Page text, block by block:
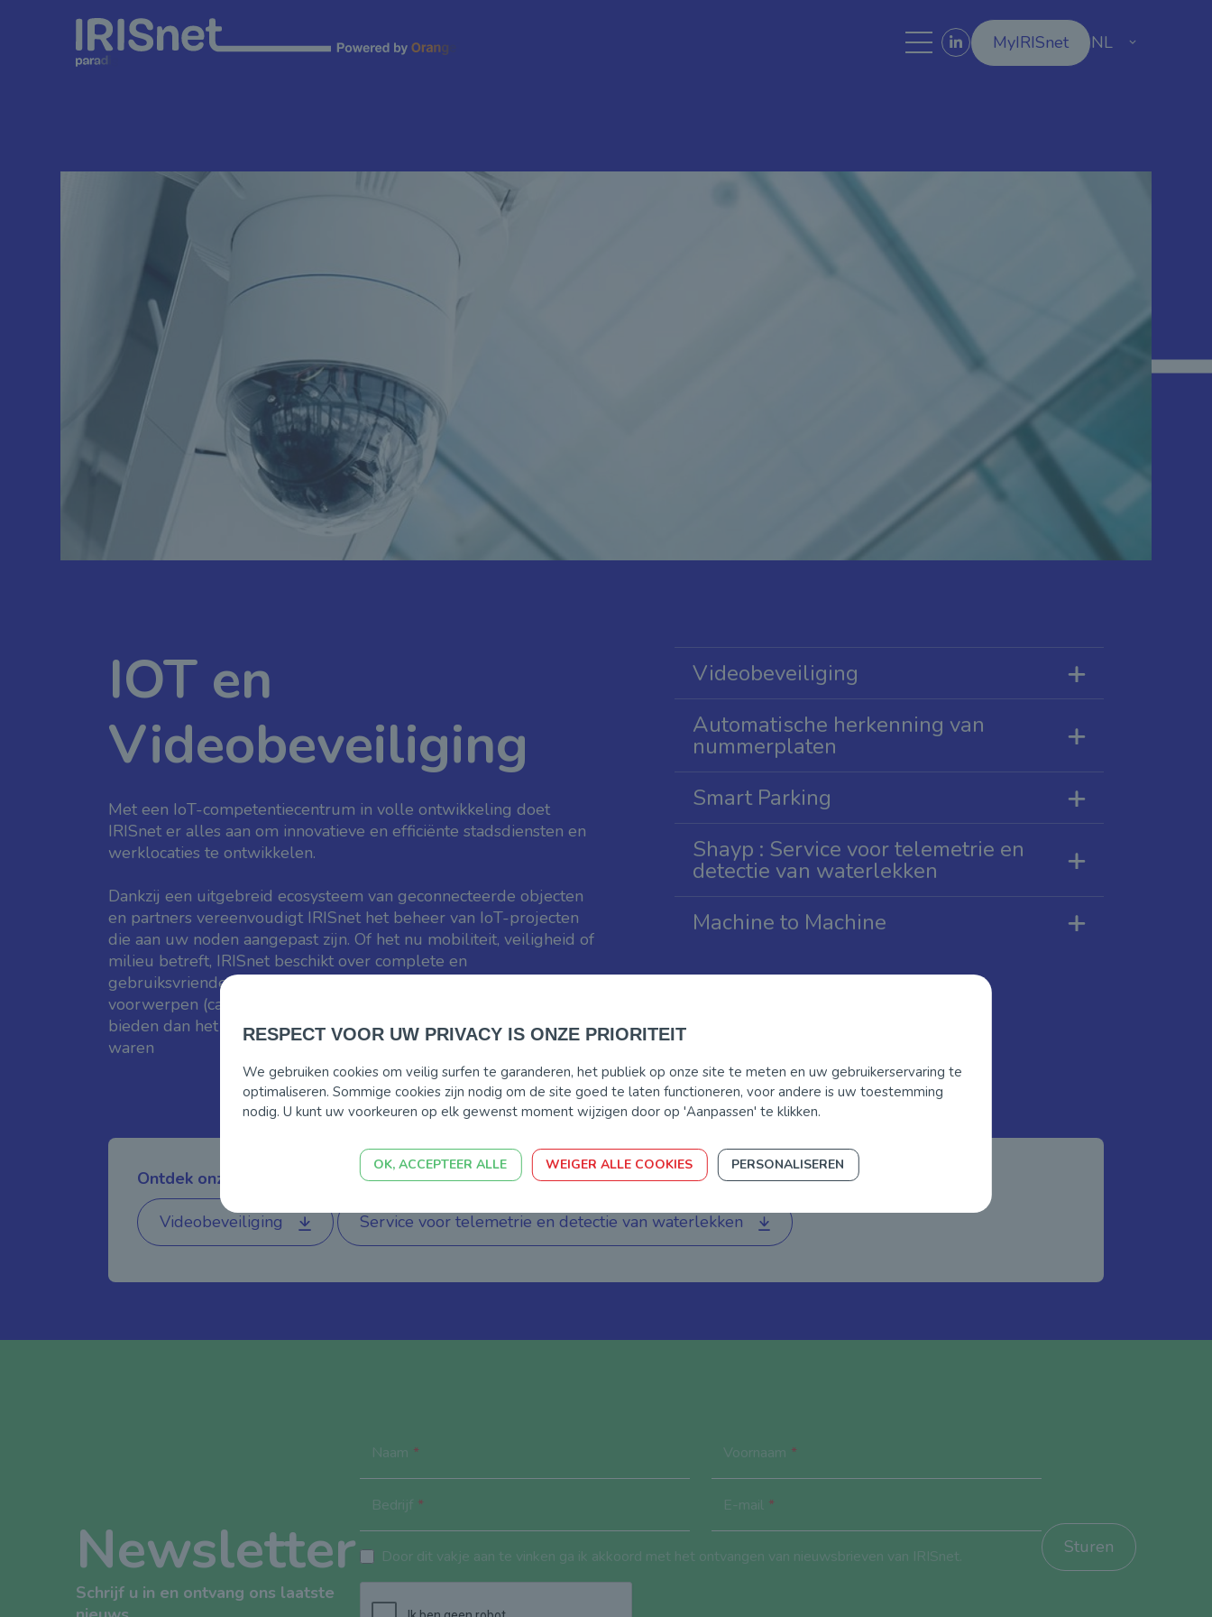
MyIRISnet NL
IOT en
Videobeveiliging
Met een IoT-competentiecentrum in volle ontwikkeling doet
IRISnet er alles aan om innovatieve en efficiënte stadsdiensten en
werklocaties te ontwikkelen.
Dankzij een uitgebreid ecosysteem van geconnecteerde objecten
en partners vereenvoudigt IRISnet het beheer van IoT-projecten
die aan uw noden aangepast zijn. Of het nu mobiliteit, veiligheid of
milieu betreft, IRISnet beschikt over complete en
gebruiksvriendelijke oplossingen waardoor allerlei fysieke
voorwerpen (camera's, sensoren, SIM-kaarten) meer kunnen
bieden dan het gebruik waarvoor ze oorspronkelijk bedoeld
waren
Videobeveiliging
Automatische herkenning van
nummerplaten
Smart Parking
Shayp : Service voor telemetrie en
detectie van waterlekken
Machine to Machine
Ontdek onze de producten en diensten voor geconnecteerde objecten
Videobeveiliging
Service voor telemetrie en detectie van waterlekken
Newsletter
Schrijf u in en ontvang ons laatste
Naam Voornaam
Bedrijf E-mail
Door dit vakje aan te vinken ga ik akkoord met het ontvangen van nieuwsbrieven van IRISnet. Sturen
RESPECT VOOR UW PRIVACY IS ONZE PRIORITEIT
We gebruiken cookies om veilig surfen te garanderen, het publiek op onze site te meten en uw gebruikerservaring te
optimaliseren. Sommige cookies zijn nodig om de site goed te laten functioneren, voor andere is uw toestemming
nodig. U kunt uw voorkeuren op elk gewenst moment wijzigen door op 'Aanpassen' te klikken.
OK, ACCEPTEER ALLE WEIGER ALLE COOKIES PERSONALISEREN